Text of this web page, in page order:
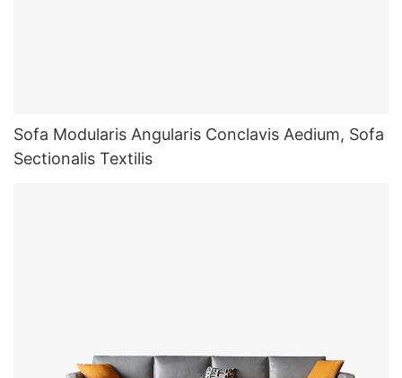
Sofa Modularis Angularis Conclavis Aedium, Sofa
Sectionalis Textilis